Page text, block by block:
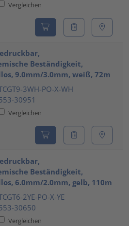
Vergleichen
Beständigkeit,
9.0mm/3.0mm, weiß, 72m
3WH-PO-X-WH
30951
Vergleichen
Beständigkeit,
6.0mm/2.0mm, gelb, 110m
2YE-PO-X-YE
30650
Vergleichen